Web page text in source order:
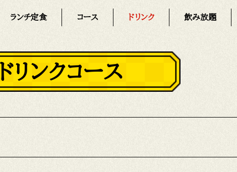
ランチ定食 コース ドリンク 飲み放題
ドリンクコース